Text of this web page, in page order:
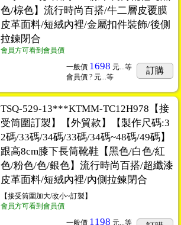
色/棕色】流行時尚百搭/牛二層皮覆膜
皮革面料/短絨內裡/金屬扣件裝飾/後側
拉鍊閉合
會員方可看到會員價
一般價 1698 元...等
會員價 ? 元...等
訂購
TSQ-529-13***KTMM-TC12H978【接
受筒圍訂製】【外貿款】【製作尺碼:3
2碼/33碼/34碼/33碼/34碼~48碼/49碼】
跟高8cm膝下長筒靴鞋【黑色/白色/紅
色/粉色/色/銀色】流行時尚百搭/超纖漆
皮革面料/短絨內裡/內側拉鍊閉合
【接受筒圍加大/改小~訂製】
會員方可看到會員價
一般價 1198 元...等